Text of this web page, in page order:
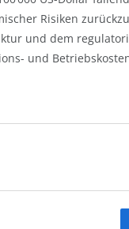
Risiken
und dem
und